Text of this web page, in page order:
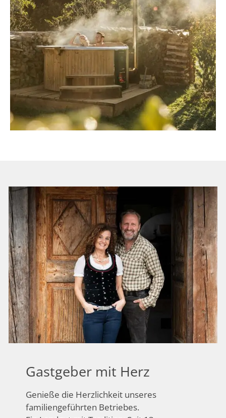
Zum Badehäusl
Gastgeber mit Herz
Genieße die Herzlichkeit unseres
familiengeführten Betriebes.